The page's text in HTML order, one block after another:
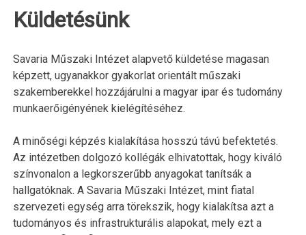
Küldetésünk
Savaria Műszaki Intézet alapvető küldetése magasan
képzett, ugyanakkor gyakorlat orientált műszaki
szakemberekkel hozzájárulni a magyar ipar és tudomány
munkaerőigényének kielégítéséhez.
A minőségi képzés kialakítása hosszú távú befektetés.
Az intézetben dolgozó kollégák elhivatottak, hogy kiváló
színvonalon a legkorszerűbb anyagokat tanítsák a
hallgatóknak. A Savaria Műszaki Intézet, mint fiatal
szervezeti egység arra törekszik, hogy kialakítsa azt a
tudományos és infrastrukturális alapokat, mely ezt a